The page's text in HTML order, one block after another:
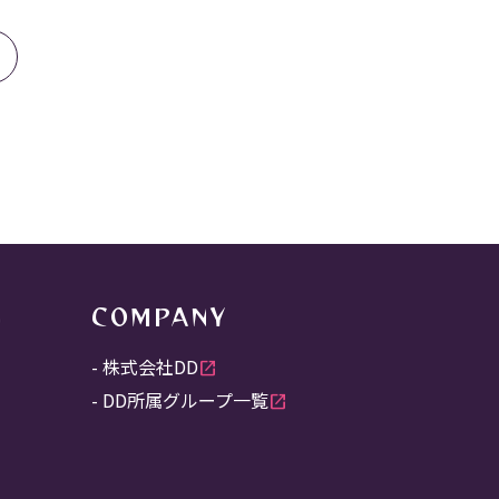
COMPANY
株式会社DDopen_in_new
DD所属グループ一覧open_in_new